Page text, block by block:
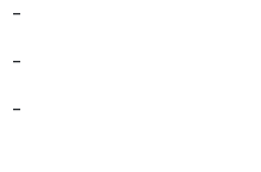
-
-
-